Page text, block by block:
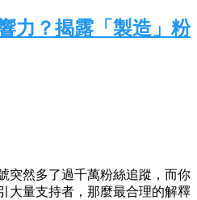
力？揭露「製造」粉
突然多了過千萬粉絲追蹤，而你
大量支持者，那麼最合理的解釋